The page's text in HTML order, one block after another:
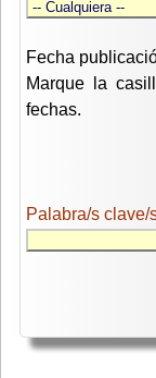
Fecha
Marque la
fechas.
Palabra/s clave/